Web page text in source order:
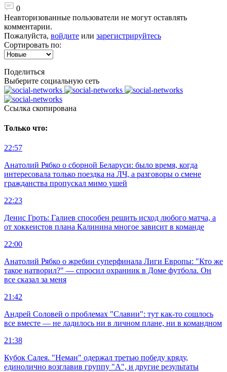
0
Неавторизованные пользователи не могут оставлять
комментарии.
Пожалуйста, войдите или зарегистрируйтесь
Сортировать по:
Поделиться
Выберите социальную сеть
Ccылка скопирована
Только что:
22:57
Анатолий Рябко о сборной Беларуси: было время, когда
интересовала только поездка на ЛЧ, а разговоры о смене
гражданства пропускал мимо ушей
22:23
Денис Гроть: Галиев способен решить исход любого матча, а
от хоккеистов плана Калинина многое зависит в команде
22:00
Анатолий Рябко о жребии суперфинала Лиги Европы: "Кто же
такое натворил?" — спросил охранник в Доме футбола. Он
все сказал за меня
21:42
Андрей Соловей о проблемах "Славии": тут как-то сошлось
все вместе — не ладилось ни в личном плане, ни в командном
21:38
Кубок Салея. "Неман" одержал третью победу кряду,
единолично возглавив группу "А", и другие результаты